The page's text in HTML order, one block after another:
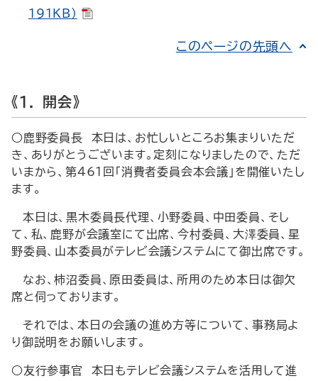
191KB）
このページの先頭へ
《１． 開会》
○鹿野委員長 本日は、お忙しいところお集まりいただ
き、ありがとうございます。定刻になりましたので、ただ
いまから、第461回「消費者委員会本会議」を開催いたし
ます。
本日は、黒木委員長代理、小野委員、中田委員、そし
て、私、鹿野が会議室にて出席、今村委員、大澤委員、星
野委員、山本委員がテレビ会議システムにて御出席です。
なお、柿沼委員、原田委員は、所用のため本日は御欠
席と伺っております。
それでは、本日の会議の進め方等について、事務局よ
り御説明をお願いします。
○友行参事官 本日もテレビ会議システムを活用して進